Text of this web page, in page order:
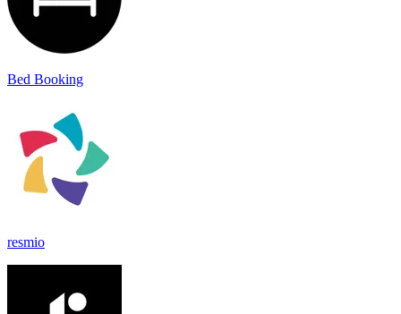
Bed Booking
resmio